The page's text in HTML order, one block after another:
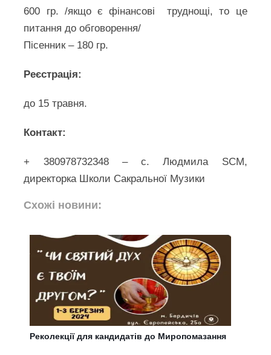
600 гр. /якщо є фінансові труднощі, то це
питання до обговорення/
Пісенник – 180 гр.
Реєстрація:
до 15 травня.
Контакт:
+ 380978732348 – с. Людмила SCM,
директорка Школи Сакральної Музики
Схожі новини:
Реколекції для кандидатів до Миропомазання